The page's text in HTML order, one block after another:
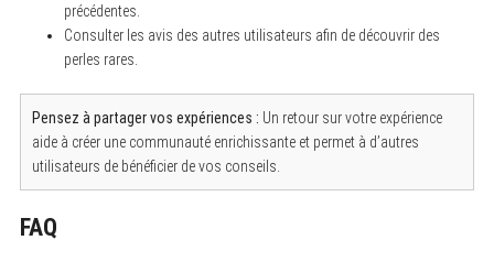
précédentes.
Consulter les avis des autres utilisateurs afin de découvrir des
perles rares.
Pensez à partager vos expériences : Un retour sur votre expérience
aide à créer une communauté enrichissante et permet à d’autres
utilisateurs de bénéficier de vos conseils.
FAQ